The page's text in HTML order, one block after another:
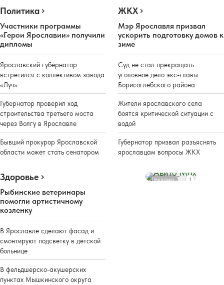
Политика
Участники программы
«Герои Ярославии» получили
дипломы
Ярославский губернатор
встретился с коллективом завода
«Луч»
Губернатор проверил ход
строительства третьего моста
через Волгу в Ярославле
Бывший прокурор Ярославской
области может стать сенатором
ЖКХ
Мэр Ярославля призвал
ускорить подготовку домов к
зиме
Суд не стал прекращать
уголовное дело экс-главы
Борисоглебского района
Жители ярославского села
боятся критической ситуации с
водой
Губернатор призвал разъяснять
ярославцам вопросы ЖКХ
Здоровье
Рыбинские ветеринары
помогли артистичному
козленку
В Ярославле сделают фасад и
смонтируют подсветку в детской
больнице
В фельдшерско-акушерских
пунктах Мышкинского округа
Реклама